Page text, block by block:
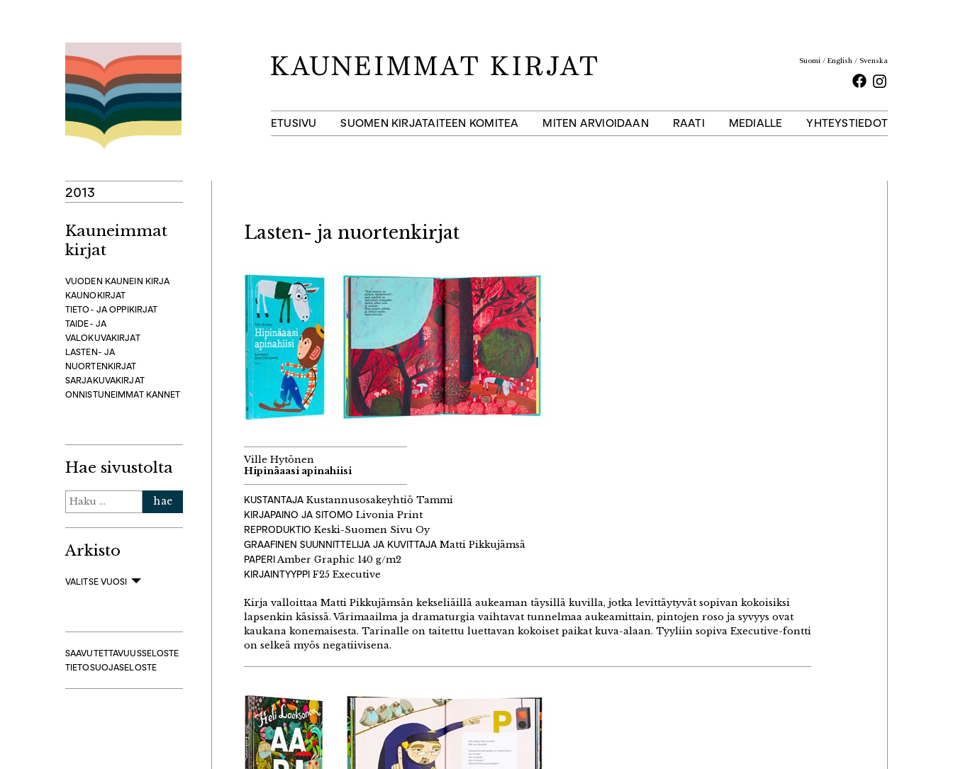
sisältöön
Suomi English Svenska
Facebook
ETUSIVU SUOMEN KIRJATAITEEN KOMITEA MITEN ARVIOIDAAN RAATI MEDIALLE YHTEYSTIEDOT
2013
Kauneimmat
kirjat
VUODEN KAUNEIN KIRJA
KAUNOKIRJAT
TIETO- JA OPPIKIRJAT
TAIDE- JA
VALOKUVAKIRJAT
LASTEN- JA
NUORTENKIRJAT
SARJAKUVAKIRJAT
ONNISTUNEIMMAT KANNET
Hae sivustolta
Haku:
Arkisto
VALITSE VUOSI
SAAVUTETTAVUUSSELOSTE
TIETOSUOJASELOSTE
Lasten- ja nuortenkirjat
Ville Hytönen
Hipinäaasi apinahiisi
KUSTANTAJA Kustannusosakeyhtiö Tammi
KIRJAPAINO JA SITOMO Livonia Print
REPRODUKTIO Keski-Suomen Sivu Oy
GRAAFINEN SUUNNITTELIJA JA KUVITTAJA Matti Pikkujämsä
PAPERIAmber Graphic 140 g/m2
KIRJAINTYYPPI F25 Executive
Kirja valloittaa Matti Pikkujämsän kekseliäillä aukeaman täysillä kuvilla, jotka levittäytyvät sopivan kokoisiksi
lapsenkin käsissä. Värimaailma ja dramaturgia vaihtavat tunnelmaa aukeamittain, pintojen roso ja syvyys ovat
kaukana konemaisesta. Tarinalle on taitettu luettavan kokoiset paikat kuva-alaan. Tyyliin sopiva Executive-fontti
on selkeä myös negatiivisena.